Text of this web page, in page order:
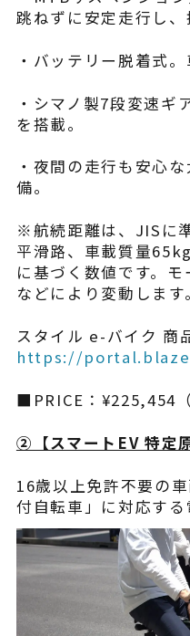
跳ねずに安定走行し、
・バッテリー脱着式
・シマノ製7段変速ギ
を搭載。
・夜間の走行も安心
備。
※航続距離は、JISに
平滑路、車載質量
に基づく数値です。
などにより変動します。
スタイル e-バイク 商
https://
■PRICE：¥225,454
②【スマートEV 特定
16歳以上免許不要の
付自転車」に対応する